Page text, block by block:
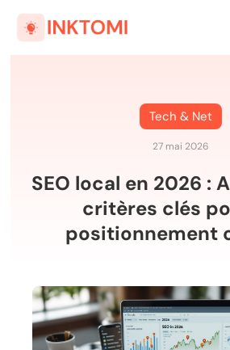
Tech & Net
27 mai 2026
SEO local en 2026 :
critères clés
positionnement